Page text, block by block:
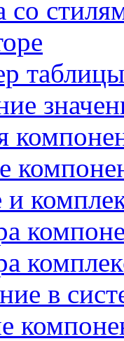
со
в